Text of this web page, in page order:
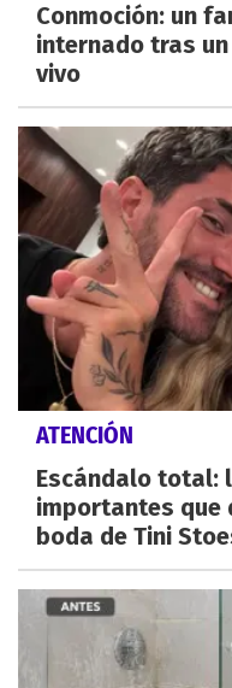
Conmoción: un
internado tras
vivo
ATENCIÓN
Escándalo total:
importantes que
boda de Tini